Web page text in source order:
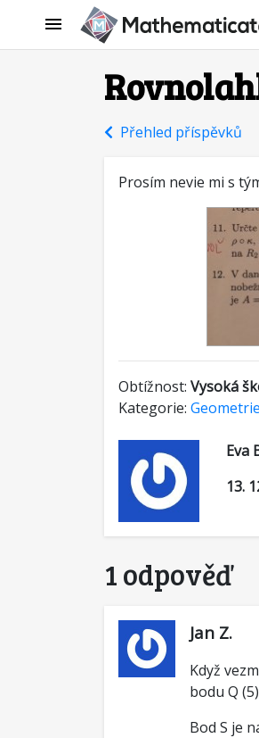
Přehled příspěvků
Prosím nevie mi s
Obtížnost: Vysoká
Kategorie: Geometrie
Eva
13.
1 odpověď
Jan Z.
Když
bodu Q
Bod S je